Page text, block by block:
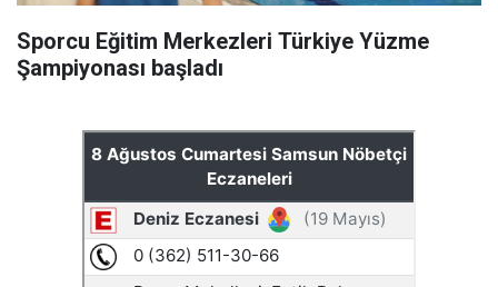
Sporcu Eğitim Merkezleri Türkiye Yüzme
Şampiyonası başladı